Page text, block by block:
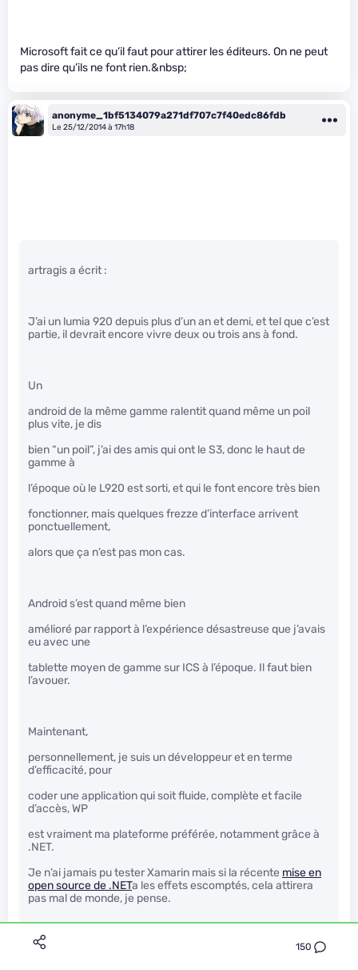
150
Microsoft fait ce qu’il faut pour attirer les éditeurs. On ne peut
pas dire qu’ils ne font rien.&nbsp;
anonyme_1bf5134079a271df707c7f40edc86fdb
Le 25/12/2014 à 17h18
artragis a écrit :
J’ai un lumia 920 depuis plus d’un an et demi, et tel que c’est
partie, il devrait encore vivre deux ou trois ans à fond.
Un
android de la même gamme ralentit quand même un poil
plus vite, je dis
bien “un poil”, j’ai des amis qui ont le S3, donc le haut de
gamme à
l’époque où le L920 est sorti, et qui le font encore très bien
fonctionner, mais quelques frezze d’interface arrivent
ponctuellement,
alors que ça n’est pas mon cas.
Android s’est quand même bien
amélioré par rapport à l’expérience désastreuse que j’avais
eu avec une
tablette moyen de gamme sur ICS à l’époque. Il faut bien
l’avouer.
Maintenant,
personnellement, je suis un développeur et en terme
d’efficacité, pour
coder une application qui soit fluide, complète et facile
d’accès, WP
est vraiment ma plateforme préférée, notamment grâce à
.NET.
Je n’ai jamais pu tester Xamarin mais si la récente mise en
open source de .NETa les effets escomptés, cela attirera
pas mal de monde, je pense.
Il faut aussi noter que sur le mobile, Microsoft ne vend plus